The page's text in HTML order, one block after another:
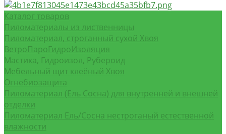
Каталог товаров
Пиломатериалы из лиственницы
Пиломатериал, строганный сухой Хвоя
ВетроПароГидроИзоляция
Мастика, Гидроизол, Рубероид
Мебельный щит клеёный Хвоя
Огнебиозащита
Пиломатериал (Ель Сосна) для внутренней и внешней
отделки
Пиломатериал Ель/Сосна нестроганый естественной
влажности